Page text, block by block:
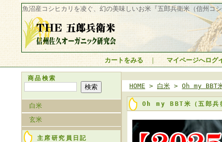
魚沼産コシヒカリを凌
ぐ、幻の美味しいお米
『五郎兵衛米（信州コ
シヒカリ）』 THE 五
郎兵衛米 信州佐久オ
ーガニック研究会
魚沼産コシヒカリを凌ぐ、幻の美味しいお米『五郎兵衛米（信州コ
カートをみる ｜ マイページへログ
商品検索
白米
玄米
主席研究員日記
HOME > 白米 > Oh my BBT
Oh my BBT米（五郎